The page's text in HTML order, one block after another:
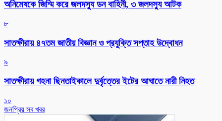
অনিমেষকে জিম্মি করে জলদস্যু ডন বাহিনী, ৩ জলদস্যু আটক
৮
সাতক্ষীরায় ৪৭তম জাতীয় বিজ্ঞান ও প্রযুক্তি সপ্তাহ উদ্বোধন
৯
সাতক্ষীরায় গহনা ছিনতাইকালে দুর্বৃত্তের ইটের আঘাতে নারী নিহত
১০
জনপ্রিয় সব খবর